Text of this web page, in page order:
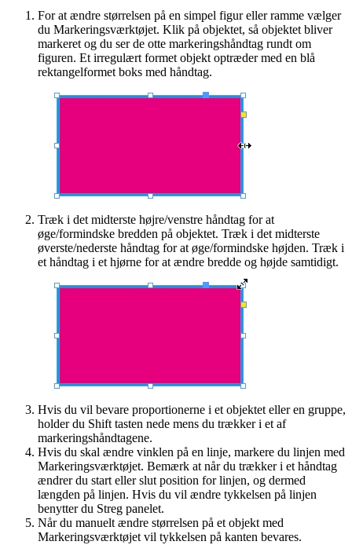
For at ændre størrelsen på en simpel figur eller ramme vælger
du Markeringsværktøjet. Klik på objektet, så objektet bliver
markeret og du ser de otte markeringshåndtag rundt om
figuren. Et irregulært formet objekt optræder med en blå
rektangelformet boks med håndtag.
Træk i det midterste højre/venstre håndtag for at
øge/formindske bredden på objektet. Træk i det midterste
øverste/nederste håndtag for at øge/formindske højden. Træk i
et håndtag i et hjørne for at ændre bredde og højde samtidigt.
Hvis du vil bevare proportionerne i et objektet eller en gruppe,
holder du Shift tasten nede mens du trækker i et af
markeringshåndtagene.
Hvis du skal ændre vinklen på en linje, markere du linjen med
Markeringsværktøjet. Bemærk at når du trækker i et håndtag
ændrer du start eller slut position for linjen, og dermed
længden på linjen. Hvis du vil ændre tykkelsen på linjen
benytter du Streg panelet.
Når du manuelt ændre størrelsen på et objekt med
Markeringsværktøjet vil tykkelsen på kanten bevares.